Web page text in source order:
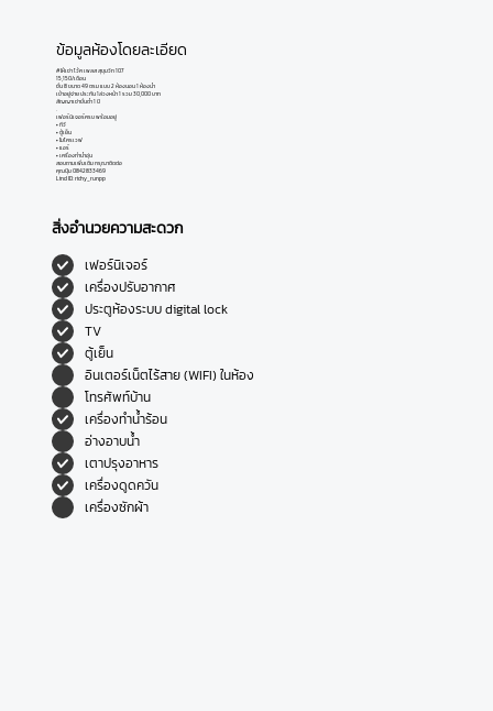
ข้อมูลห้องโดยละเอียด
#ให้เช่า โว้ค เพลส สุขุมวิท 107
15,150/เดือน
ชั้น 8 ขนาด 49 ตรม แบบ 2 ห้องนอน 1 ห้องน้ำ
เข้าอยู่จ่าย ประกัน 1ล่วงหน้า 1 รวม 30,000 บาท
สัญญาเช่าขั้นต่ำ 1 ปี
.
เฟอร์นิเจอร์ครบ พร้อมอยู่
• ทีวี
• ตู้เย็น
• ไมโครเวฟ
• แอร์
• เครื่องทำน้ำอุ่น
สอบถามเพิ่มเติม กรุณาติดต่อ
คุณปุ้ม 0842833469
Lind ID: richy_runpp
สิ่งอำนวยความสะดวก
เฟอร์นิเจอร์
เครื่องปรับอากาศ
ประตูห้องระบบ digital lock
TV
ตู้เย็น
อินเตอร์เน็ตไร้สาย (WIFI) ในห้อง
โทรศัพท์บ้าน
เครื่องทำน้ำร้อน
อ่างอาบน้ำ
เตาปรุงอาหาร
เครื่องดูดควัน
เครื่องซักผ้า